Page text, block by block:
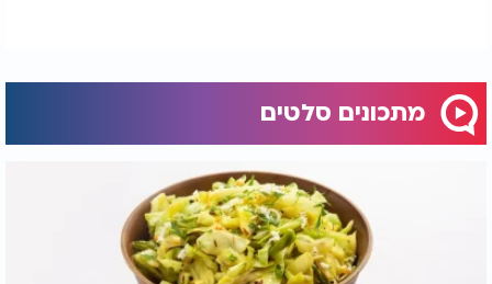
מתכונים סלטים